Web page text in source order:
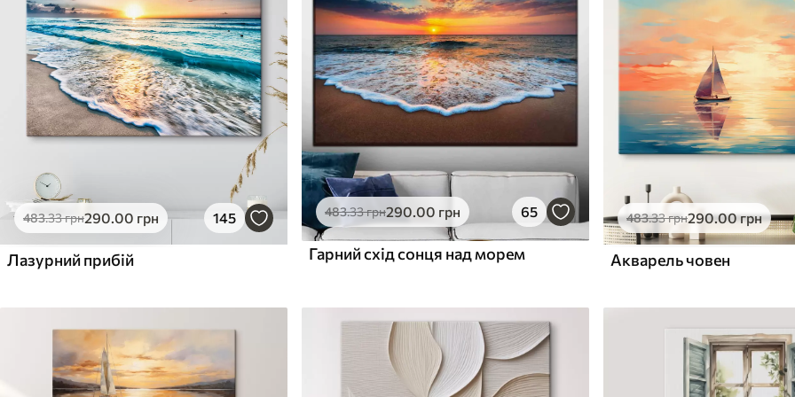
✓Безпечне чорнило без запаху
✗
Поверхня з текстурою
полотна
✗Екологічний матеріал
✓ Безпечне чорнило без запаху
✓
Поверхня з текстурою
полотна
✗Екологічний матеріал
✓Безпечне чорнило без запаху
✓
Поверхня з текстурою
полотна
✓Екологічний матеріал
483.33грн290.00 грн 145
Лазурний прибій
483.33грн290 .00 грн 65
Гарний схід сонця над морем
483.33грн290.00грн
Акварель човен